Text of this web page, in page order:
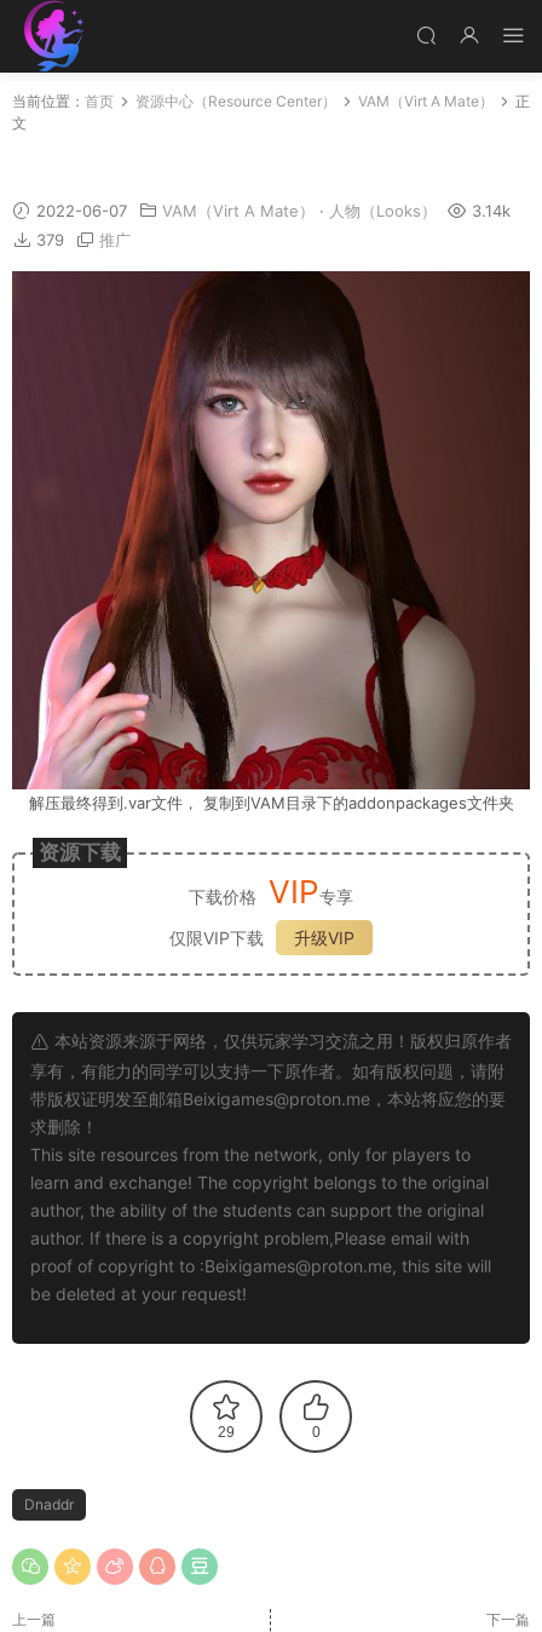
当前位置： 首页 资源中心（Resource Center） VAM（Virt A Mate）
正
文
2022-06-07 VAM（Virt A Mate） · 人物（Looks）
3.14k
379
推广
解压最终得到.var文件， 复制到VAM目录下的addonpackages文件夹
资源下载
下载价格 VIP专享
仅限VIP下载
升级VIP
本站资源来源于网络，仅供玩家学习交流之用！版权归原作者
享有，有能力的同学可以支持一下原作者。如有版权问题，请附
带版权证明发至邮箱Beixigames@proton.me ，本站将应您的要
求删除！
This site resources from the network, only for players to
learn and exchange! The copyright belongs to the original
author, the ability of the students can support the original
author. If there is a copyright problem,Please email with
proof of copyright to :Beixigames@proton.me, this site will
be deleted at your request!
29 0
Dnaddr
上一篇 下一篇